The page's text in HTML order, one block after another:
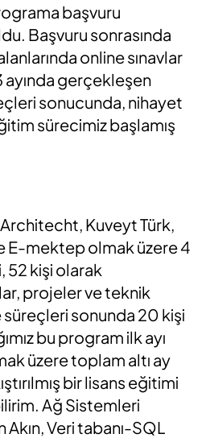
başvuru
Başvuru sonrasında
online sınavlar
ayında gerçekleşen
sonucunda, nihayet
sürecimiz başlamış
Kuveyt Türk,
E-mektep olmak üzere 4
52 kişi olarak
projeler ve teknik
sonunda 20 kişi
bu program ilk ayı
üzere toplam altı ay
bir lisans eğitimi
Ağ Sistemleri
Veri tabanı-SQL